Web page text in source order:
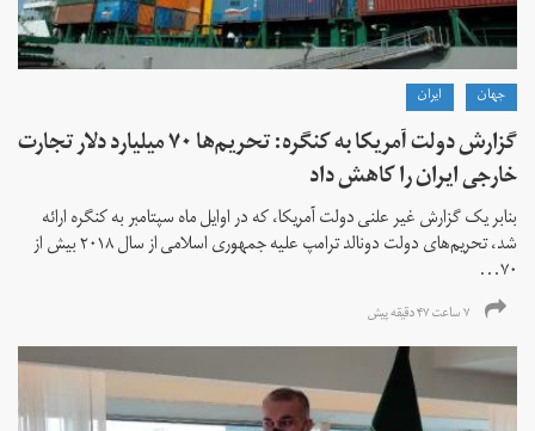
جهان ايران
گزارش دولت آمریکا به کنگره: تحریم‌ها ۷۰ میلیارد دلار تجارت
خارجی ایران را کاهش داد
بنابر یک گزارش غیر علنی دولت آمریکا، که در اوایل ماه سپتامبر به کنگره ارائه
شد، تحریم‌های دولت دونالد ترامپ علیه جمهوری اسلامی از سال ۲۰۱۸ بیش از
۷۰...
۷ ساعت ۴۷ دقیقه پیش